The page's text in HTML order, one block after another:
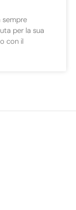
sempre
per la sua
con il